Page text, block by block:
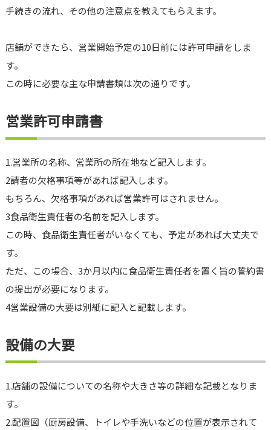
手続きの流れ、その他の注意点を教えてもらえます。
店舗ができたら、営業開始予定の10日前には許可申請をしま
す。
この時に必要な主な申請書類は次の通りです。
営業許可申請書
1.営業所の名称、営業所の所在地など記入します。
2請者の欠格事項等があれば記入します。
もちろん、欠格事項があれば営業許可はされません。
3食品衛生責任者の名前を記入します。
この時、食品衛生責任者がいなくても、予定があれば大丈夫で
す。
ただ、この場合、3か月以内に食品衛生責任者を置く旨の誓約書
の提出が必要になります。
4営業設備の大要は別紙に記入と記載します。
設備の大要
1.店舗の設備についての名称や大きさ等の詳細な記載となりま
す。
2.配置図（厨房設備、トイレや手洗いなどの位置が表示されて